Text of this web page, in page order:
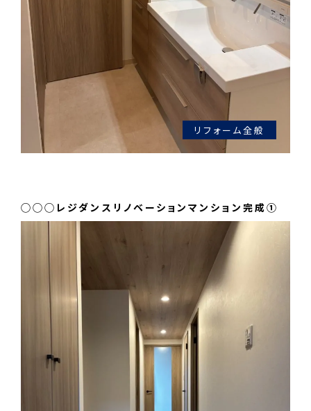
リフォーム全般
◯◯◯レジダンスリノベーションマンション完成①